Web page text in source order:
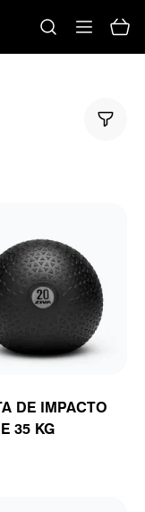
DE IMPACTO
35 KG